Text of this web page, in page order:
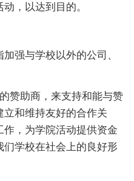
，以达到目的。
强与学校以外的公司、
助商，来支持和能与赞
立和维持友好的合作关
，为学院活动提供资金
学校在社会上的良好形